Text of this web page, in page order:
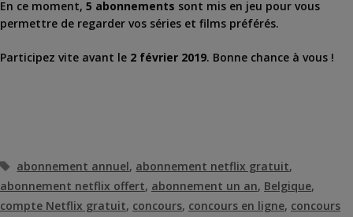
En ce moment, 5 abonnements sont mis en jeu pour vous
permettre de regarder vos séries et films préférés.
Participez vite avant le 2 février 2019. Bonne chance à vous !
Étiquettes
abonnement annuel, abonnement netflix gratuit,
abonnement netflix offert, abonnement un an, Belgique,
compte Netflix gratuit, concours, concours en ligne, concours